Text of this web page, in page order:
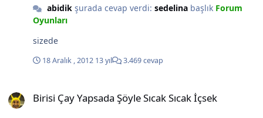
abidikşurada cevap verdi: sedelinabaşlık Forum
Oyunları
sizede
18 Aralık , 2012 13 yıl 3.469 cevap
Birisi Çay Yapsada Şöyle Sıcak Sıcak İçsek